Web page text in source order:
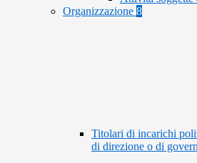
Organizzazione 8
Titolari di incarichi
di direzione o di